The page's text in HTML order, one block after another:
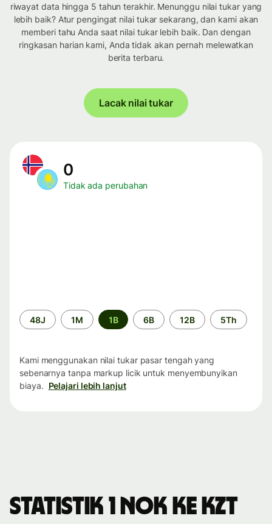
riwayat data hingga 5 tahun terakhir. Menunggu nilai tukar yang
lebih baik? Atur pengingat nilai tukar sekarang, dan kami akan
memberi tahu Anda saat nilai tukar lebih baik. Dan dengan
ringkasan harian kami, Anda tidak akan pernah melewatkan
berita terbaru.
Lacak nilai tukar
0
Tidak ada perubahan
Periode
waktu
48J 1M 1B 6B 12B 5Th
Kami menggunakan nilai tukar pasar tengah yang
sebenarnya tanpa markup licik untuk menyembunyikan
biaya. Pelajari lebih lanjut
Statistik 1 NOK ke KZT